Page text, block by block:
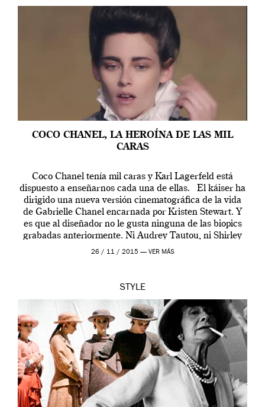
COCO CHANEL, LA HEROÍNA DE LAS MIL
CARAS
Coco Chanel tenía mil caras y Karl Lagerfeld está
dispuesto a enseñarnos cada una de ellas. El káiser ha
dirigido una nueva versión cinematográfica de la vida
de Gabrielle Chanel encarnada por Kristen Stewart. Y
es que al diseñador no le gusta ninguna de las biopics
grabadas anteriormente. Ni Audrey Tautou, ni Shirley
McLaine ni ninguna otra. A él […]
26 / 11 / 2015 — VER MÁS
STYLE